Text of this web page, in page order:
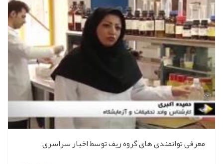
معرفی توانمندی های گروه ریف توسط اخبار سراسری